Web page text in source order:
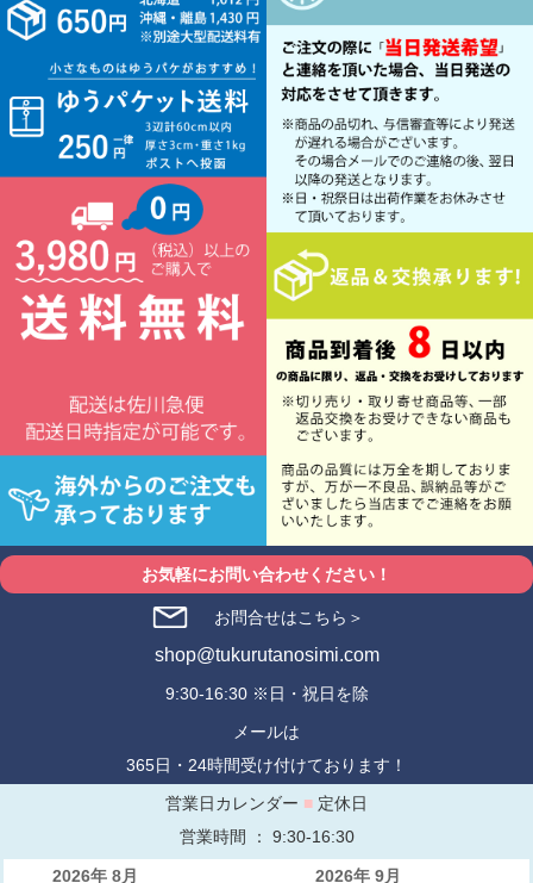
お気軽にお問い合わせください！
お問合せはこちら＞
shop@tukurutanosimi.com
9:30-16:30 ※日・祝日を除
メールは
365日・24時間受け付けております！
営業日カレンダー ■ 定休日
営業時間 ： 9:30-16:30
2026年 8月 2026年 9月